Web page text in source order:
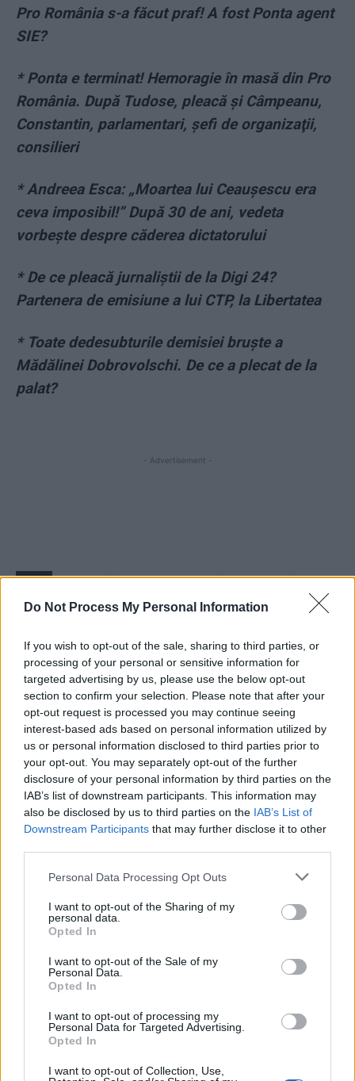
Do Not Process My Personal Information
If you wish to opt-out of the sale, sharing to third parties, or
processing of your personal or sensitive information for
targeted advertising by us, please use the below opt-out
section to confirm your selection. Please note that after your
opt-out request is processed you may continue seeing
interest-based ads based on personal information utilized by
us or personal information disclosed to third parties prior to
your opt-out. You may separately opt-out of the further
disclosure of your personal information by third parties on the
IAB’s list of downstream participants. This information may
also be disclosed by us to third parties on the IAB’s List of
Downstream Participants that may further disclose it to other
Personal Data Processing Opt Outs
I want to opt-out of the Sharing of my
personal data.
Opted In
I want to opt-out of the Sale of my
Personal Data.
Opted In
I want to opt-out of processing my
Personal Data for Targeted Advertising.
Opted In
I want to opt-out of Collection, Use,
Pro România s-a făcut praf! A fost Ponta agent
SIE?
* Ponta e terminat! Hemoragie în masă din Pro
România. După Tudose, pleacă şi Câmpeanu,
Constantin, parlamentari, şefi de organizaţii,
consilieri
* Andreea Esca: „Moartea lui Ceaușescu era
ceva imposibil!” După 30 de ani, vedeta
vorbește despre căderea dictatorului
* De ce pleacă jurnaliștii de la Digi 24?
Partenera de emisiune a lui CTP, la Libertatea
* Toate dedesubturile demisiei bruște a
Mădălinei Dobrovolschi. De ce a plecat de la
palat?
- Advertisement -
TAGS 10 august jandarmeria romana
Liviu Dragnea
marcel vela
Ministerul de Interne
Articolul precedent
Cu încetineală ardelenească,
Iohannis i-a împlinit visul lui
Dragnea: Maior va fi schimbat
din funcție
Articolul următor
Carmen Dan, după 6 ore la
DIICOT, mai trage o minciună:
„N-am condus acțiunile
operative”. Iată dovada!
RELATED ARTICLES
Comisia Europeană, după ororile